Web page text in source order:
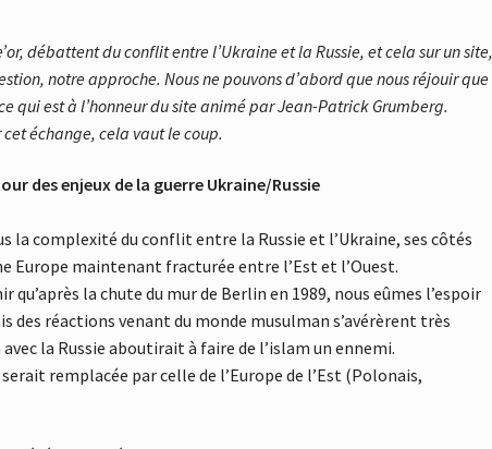
débattent du conflit entre l’Ukraine et la Russie, et cela sur un site,
notre approche. Nous ne pouvons d’abord que nous réjouir que
qui est à l’honneur du site animé par Jean-Patrick Grumberg.
échange, cela vaut le coup.
des enjeux de la guerre Ukraine/Russie
la complexité du conflit entre la Russie et l’Ukraine, ses côtés
Europe maintenant fracturée entre l’Est et l’Ouest.
qu’après la chute du mur de Berlin en 1989, nous eûmes l’espoir
des réactions venant du monde musulman s’avérèrent très
la Russie aboutirait à faire de l’islam un ennemi.
remplacée par celle de l’Europe de l’Est (Polonais,